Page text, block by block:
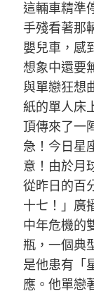
這輛車精準
手殘看著那
嬰兒車，感
想象中還要
與單戀狂想
紙的單人床
頂傳來了一
急！今日星
意！由於月
從昨日的百
十七！」廣
中年危機的
瓶，一個典
是他患有「
應。他單戀